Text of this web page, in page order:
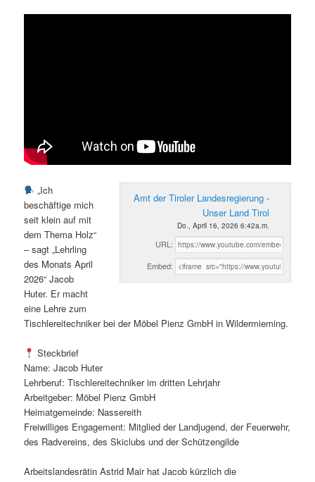
Amt der Tiroler Landesregierung -
Unser Land Tirol
Do., April 16, 2026 6:42a.m.
URL:
Embed:
„Ich
beschäftige mich
seit klein auf mit
dem Thema Holz“
– sagt „Lehrling
des Monats April
2026“ Jacob
Huter. Er macht
eine Lehre zum
Tischlereitechniker bei der Möbel Pienz GmbH in Wildermieming.
Steckbrief
Name: Jacob Huter
Lehrberuf: Tischlereitechniker im dritten Lehrjahr
Arbeitgeber: Möbel Pienz GmbH
Heimatgemeinde: Nassereith
Freiwilliges Engagement: Mitglied der Landjugend, der Feuerwehr,
des Radvereins, des Skiclubs und der Schützengilde
Arbeitslandesrätin Astrid Mair hat Jacob kürzlich die